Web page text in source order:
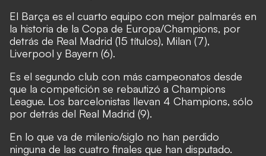
El Barça es el cuarto equipo con mejor palmarés en
la historia de la Copa de Europa/Champions, por
detrás de Real Madrid (15 títulos), Milan (7),
Liverpool y Bayern (6).
Es el segundo club con más campeonatos desde
que la competición se rebautizó a Champions
League. Los barcelonistas llevan 4 Champions, sólo
por detrás del Real Madrid (9).
En lo que va de milenio/siglo no han perdido
ninguna de las cuatro finales que han disputado.